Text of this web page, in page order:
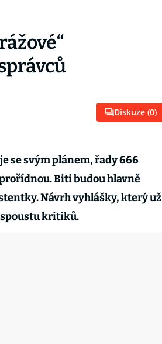
Diskuze (0)
se svým plánem, řady 666
Biti budou hlavně
Návrh vyhlášky, který už
kritiků.